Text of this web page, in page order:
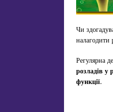
Чи
налагодити
Регулярна
розладів у
функції.